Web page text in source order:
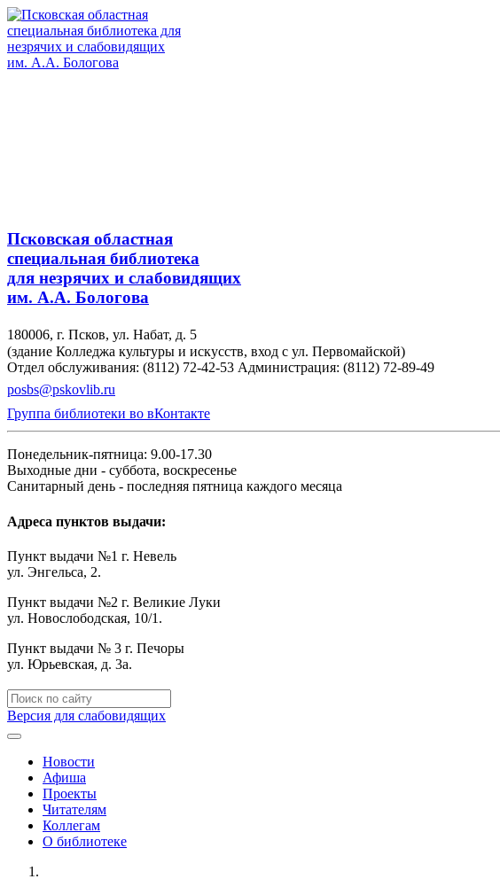
Псковская областная
специальная библиотека
для незрячих и слабовидящих
им. А.А. Бологова
180006, г. Псков, ул. Набат, д. 5
(здание Колледжа культуры и искусств, вход с ул. Первомайской)
Отдел обслуживания: (8112) 72-42-53 Администрация: (8112) 72-89-49
posbs@pskovlib.ru
Группа библиотеки во вКонтакте
Понедельник-пятница: 9.00-17.30
Выходные дни - суббота, воскресенье
Санитарный день - последняя пятница каждого месяца
Адреса пунктов выдачи:
Пункт выдачи №1 г. Невель
ул. Энгельса, 2.
Пункт выдачи №2 г. Великие Луки
ул. Новослободская, 10/1.
Пункт выдачи № 3 г. Печоры
ул. Юрьевская, д. 3а.
Версия для слабовидящих
Новости
Афиша
Проекты
Читателям
Коллегам
О библиотеке